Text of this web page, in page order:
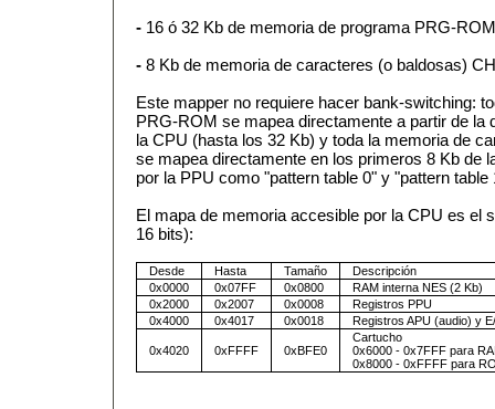
- 16 ó 32 Kb de memoria de programa PRG-
- 8 Kb de memoria de caracteres (o baldosas)
Este mapper no requiere hacer bank-switching:
PRG-ROM se mapea directamente a partir de la
la CPU (hasta los 32 Kb) y toda la memoria de
se mapea directamente en los primeros 8 Kb de
por la PPU como "pattern table 0" y "pattern table
El mapa de memoria accesible por la CPU es el
16 bits):
Desde Hasta Tamaño
Descripción
0x0000
0x07FF 0x0800
RAM interna NES (2 Kb)
0x2000
0x2007 0x0008
Registros PPU
0x4000
0x4017 0x0018 Registros APU (audio) y
0x4020 0xFFFF 0xBFE0
Cartucho
0x6000 - 0x7FFF para
0x8000 - 0xFFFF para